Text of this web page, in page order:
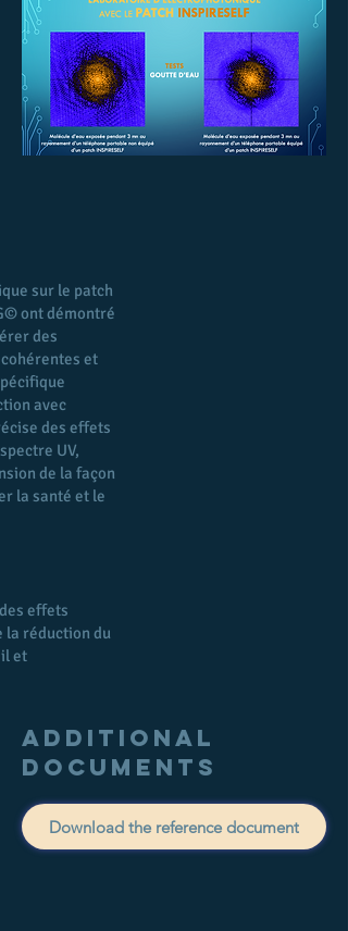
sur le patch
ont démontré
des
et
avec
des effets
UV,
de la façon
la santé et le
effets
la réduction du
et
Additional
documents
Download the reference document